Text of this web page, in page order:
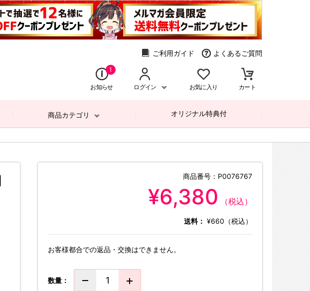
ご利用ガイド よくあるご質問
1
お知らせ ログイン お気に入り カート
商品カテゴリ オリジナル特典付
商品番号： P0076767
¥6,380 （税込）
送料： ¥660（税込）
お客様都合での返品・交換はできません。
数量：